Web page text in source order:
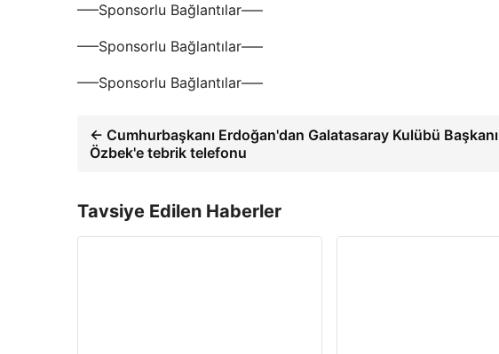
—–Sponsorlu Bağlantılar—–
—–Sponsorlu Bağlantılar—–
—–Sponsorlu Bağlantılar—–
← Cumhurbaşkanı Erdoğan'dan Galatasaray Kulübü Başkanı
Özbek'e tebrik telefonu
Tavsiye Edilen Haberler